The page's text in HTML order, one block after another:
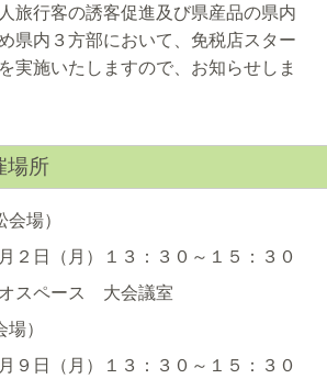
旅行客の誘客促進及び県産品の県内
県内３方部において、免税店スター
実施いたしますので、お知らせしま
場所
場）
（月）１３：３０～１５：３０
ペース 大会議室
）
（月）１３：３０～１５：３０